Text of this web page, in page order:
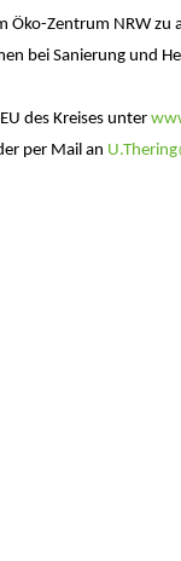
Öko-Zentrum NRW zu
bei Sanierung und
des Kreises unter
per Mail an